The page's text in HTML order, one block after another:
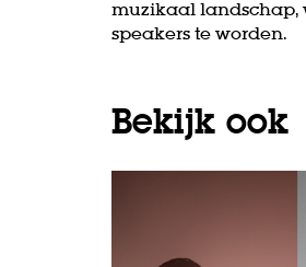
muzikaal landschap,
speakers te worden.
Bekijk ook